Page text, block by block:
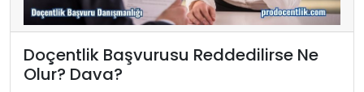
Doçentlik Başvurusu Reddedilirse Ne
Olur? Dava?